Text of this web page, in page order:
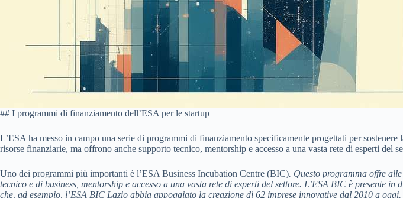
## I programmi di finanziamento dell’ESA per le startup
L’ESA ha messo in campo una serie di programmi di finanziamento specificamente progettati per
risorse finanziarie, ma offrono anche supporto tecnico, mentorship e accesso a una vasta rete di esperti del
Uno dei programmi più importanti è l’ESA Business Incubation Centre (BIC). Questo programma offre
tecnico e di business, mentorship e accesso a una vasta rete di esperti del settore. L’ESA BIC è presente
che, ad esempio, l’ESA BIC Lazio abbia appoggiato la creazione di 62 imprese innovative dal 2010 a